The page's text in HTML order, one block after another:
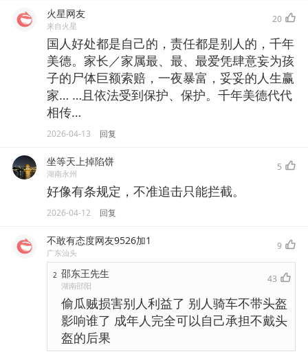
火星网友
来自火星
20
国人好处都是自己的，责任都是别人的，千年
美德。家长／家属最、最、最爱凭肆意妄为孩
子的尸体巨额索赔，一夜暴富，妥妥的人生赢
家… …且依法受到保护、保护。千年美德代代
相传…
2026-04-13 回复
坐等天上掉陷饼
湖南永州
5
好像有条规定，不准追击只能拦截。
2026-04-12 回复
不敢有态度网友9526加1
广东汕头
9
2 邵东王先生
湖南邵阳
43
偷瓜贼损害别人利益了 别人骑车不带头盔
影响谁了 成年人完全可以自己承担不戴头
盔的后果